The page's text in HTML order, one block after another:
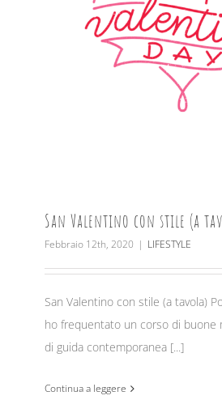
San Valentino con stile (a
Febbraio 12th, 2020 | LIFESTYLE
San Valentino con stile (a tavola)
ho frequentato un corso di buone
di guida contemporanea [...]
Continua a leggere